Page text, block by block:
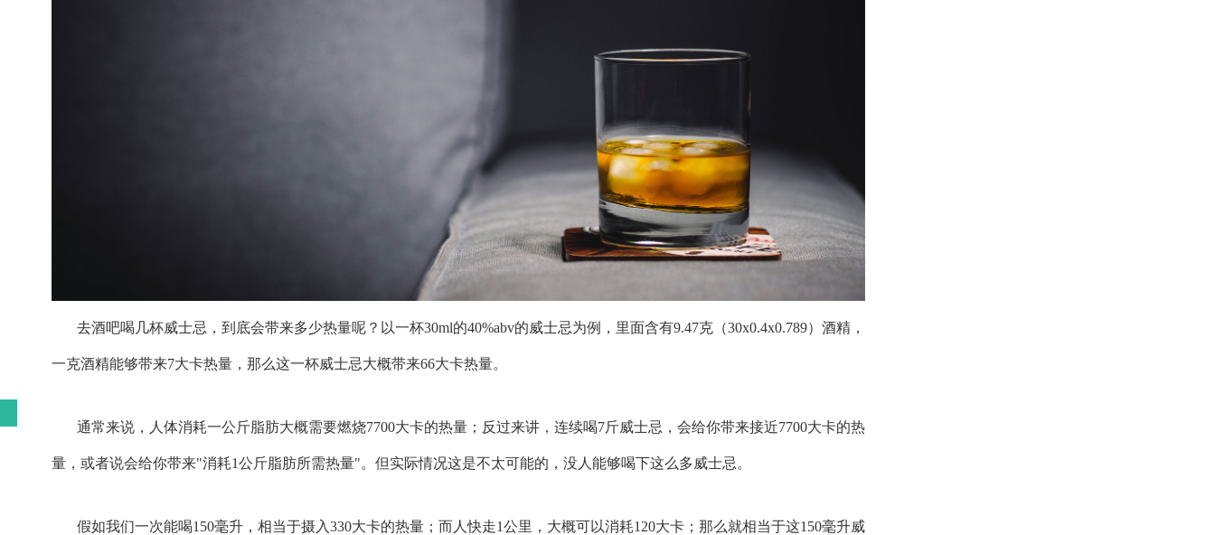
去酒吧喝几杯威士忌，到底会带来多少热量呢？以一杯30ml的40%abv的威士忌为例，里面含有9.47克（30x0.4x0.789）酒精，
一克酒精能够带来7大卡热量，那么这一杯威士忌大概带来66大卡热量。
通常来说，人体消耗一公斤脂肪大概需要燃烧7700大卡的热量；反过来讲，连续喝7斤威士忌，会给你带来接近7700大卡的热
量，或者说会给你带来"消耗1公斤脂肪所需热量"。但实际情况这是不太可能的，没人能够喝下这么多威士忌。
假如我们一次能喝150毫升，相当于摄入330大卡的热量；而人快走1公里，大概可以消耗120大卡；那么就相当于这150毫升威